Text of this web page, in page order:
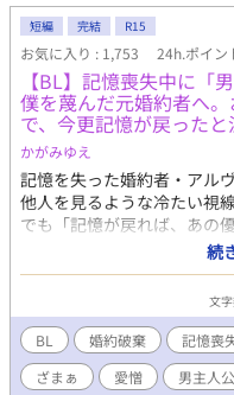
短編 完結 R15
お気に入り : 1,753 24h.ポイン
【BL】記憶喪失中に「
僕を蔑んだ元婚約者へ
で、今更記憶が戻った
かがみゆえ
記憶を失った婚約者・アル
他人を見るような冷たい視
でも「記憶が戻れば、あの
コラス。 しかし、アルヴ
りながら嘲笑した時、つい
ィンは、あの日死んだんだ
隣国へ留学することになっ
幸福を掴んだニコラス。 そ
ヴィンが現れるが、すでに
くて―――……。
続
文
BL 婚約破棄 記憶喪
ざまぁ
愛憎 男主人公